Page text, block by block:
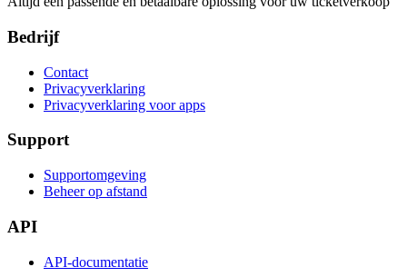
Bedrijf
Contact
Privacyverklaring
Privacyverklaring voor apps
Support
Supportomgeving
Beheer op afstand
API
API-documentatie